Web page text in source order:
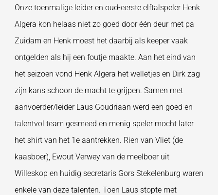
Onze toenmalige leider en oud-eerste elftalspeler Henk
Algera kon helaas niet zo goed door één deur met pa
Zuidam en Henk moest het daarbij als keeper vaak
ontgelden als hij een foutje maakte. Aan het eind van
het seizoen vond Henk Algera het welletjes en Dirk zag
zijn kans schoon de macht te grijpen. Samen met
aanvoerder/leider Laus Goudriaan werd een goed en
talentvol team gesmeed en menig speler mocht later
het shirt van het 1e aantrekken. Rien van Vliet (de
kaasboer), Ewout Verwey van de meelboer uit
Willeskop en huidig secretaris Gors Stekelenburg waren
enkele van deze talenten. Toen Laus stopte met